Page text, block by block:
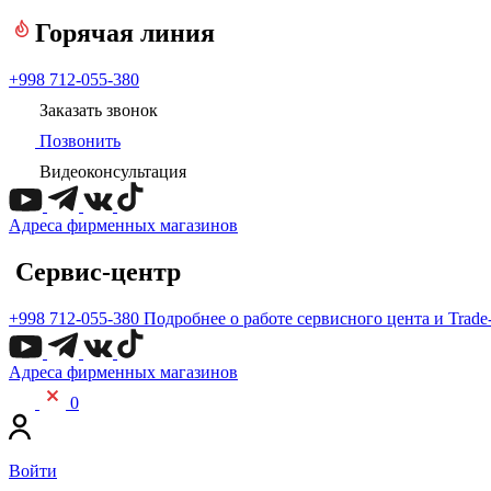
Горячая линия
+998 712-055-380
Заказать звонок
Позвонить
Видеоконсультация
Адреса фирменных магазинов
Сервис-центр
+998 712-055-380 Подробнее о работе сервисного цента и
Адреса фирменных магазинов
0
Войти